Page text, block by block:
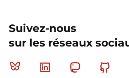
Suivez-nous
sur les réseaux
Bluesky Linkedin Mastodon